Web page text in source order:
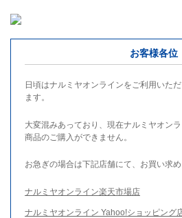
お客様各位
日頃はナルミヤオンラインをご利用いた
ます。
大変混みあっており、現在ナルミヤオン
商品のご購入ができません。
お急ぎの場合は下記店舗にて、お買い求め
ナルミヤオンライン楽天市場店
ナルミヤオンライン Yahoo!ショッピング